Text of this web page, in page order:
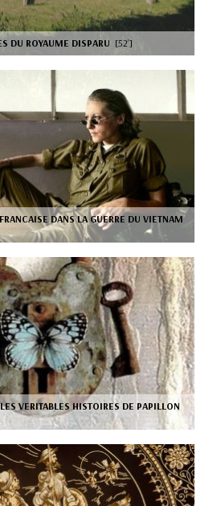
DU ROYAUME DISPARU [52’]
DANS LA GUERRE DU VIETNAM
VERITABLES HISTOIRES DE PAPILLON